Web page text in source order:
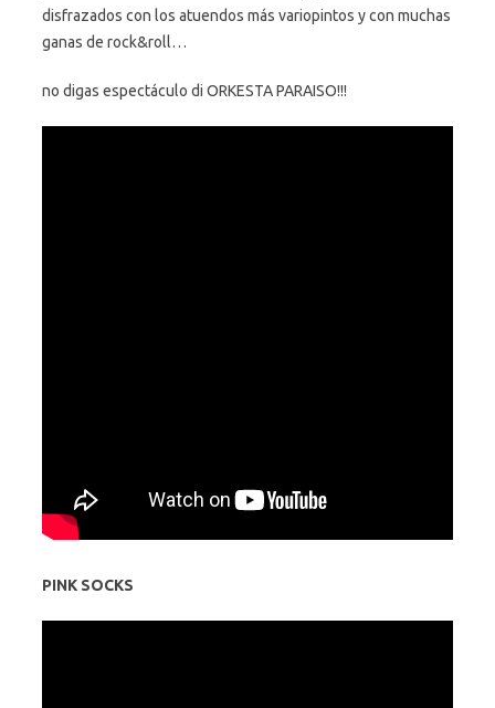
disfrazados con los atuendos más variopintos y con muchas
ganas de rock&roll…
no digas espectáculo di ORKESTA PARAISO!!!
PINK SOCKS